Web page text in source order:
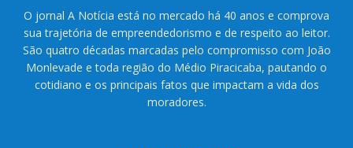
O jornal A Notícia está no mercado há 40 anos e comprova
sua trajetória de empreendedorismo e de respeito ao leitor.
São quatro décadas marcadas pelo compromisso com João
Monlevade e toda região do Médio Piracicaba, pautando o
cotidiano e os principais fatos que impactam a vida dos
moradores.